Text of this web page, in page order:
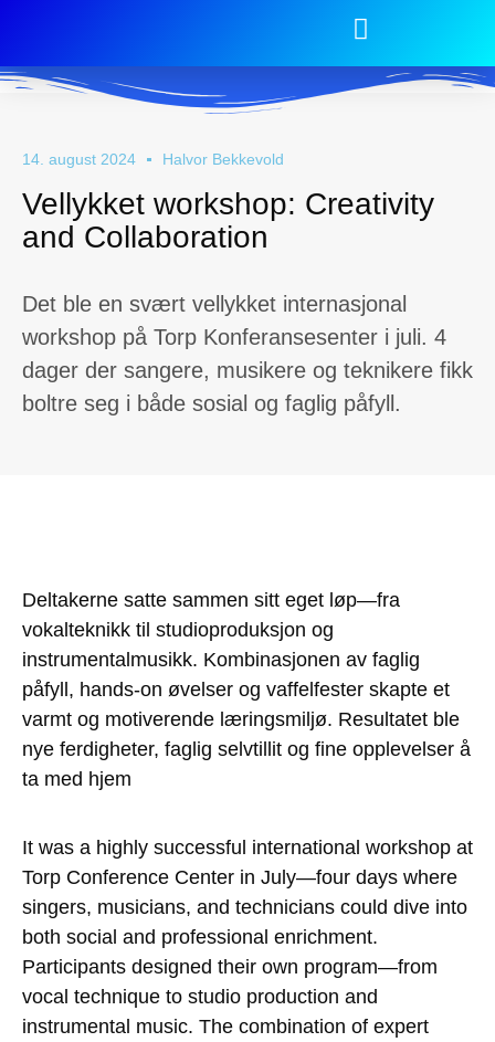
14. august 2024 Halvor Bekkevold
Vellykket workshop: Creativity
and Collaboration
Det ble en svært vellykket internasjonal
workshop på Torp Konferansesenter i juli. 4
dager der sangere, musikere og teknikere fikk
boltre seg i både sosial og faglig påfyll.
Deltakerne satte sammen sitt eget løp—fra
vokalteknikk til studioproduksjon og
instrumentalmusikk. Kombinasjonen av faglig
påfyll, hands-on øvelser og vaffelfester skapte et
varmt og motiverende læringsmiljø. Resultatet ble
nye ferdigheter, faglig selvtillit og fine opplevelser å
ta med hjem
It was a highly successful international workshop at
Torp Conference Center in July—four days where
singers, musicians, and technicians could dive into
both social and professional enrichment.
Participants designed their own program—from
vocal technique to studio production and
instrumental music. The combination of expert